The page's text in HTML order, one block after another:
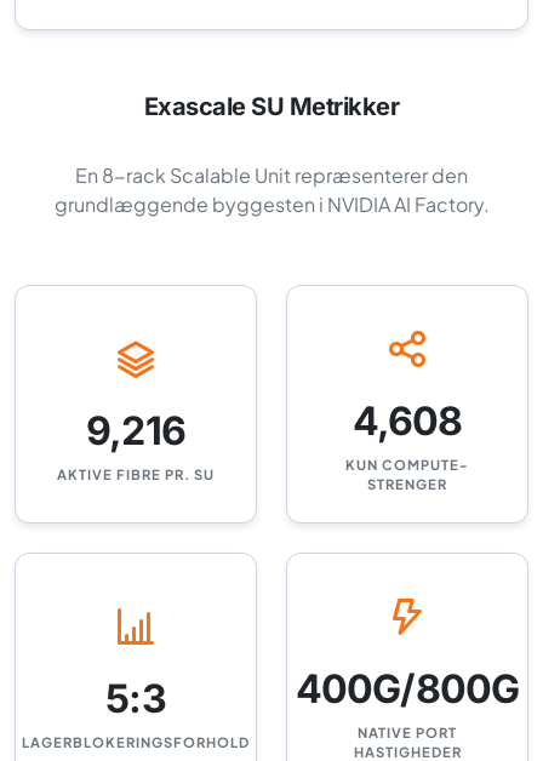
Exascale SU Metrikker
En 8-rack Scalable Unit repræsenterer den
grundlæggende byggesten i NVIDIA AI Factory.
9,216
AKTIVE FIBRE PR. SU
4,608
KUN COMPUTE-
STRENGER
5:3
LAGERBLOKERINGSFORHOLD
400G/800G
NATIVE PORT
HASTIGHEDER